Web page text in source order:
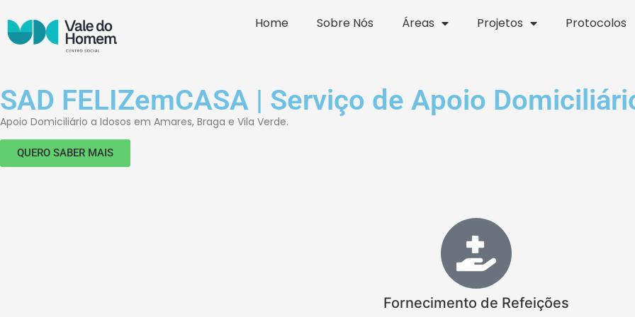
Home Sobre Nós Áreas Projetos Protocolos
SAD FELIZemCASA | Serviço de Apoio
Apoio Domiciliário a Idosos em Amares, Braga e Vila Verde.
QUERO SABER MAIS
Fornecimento de Refeições